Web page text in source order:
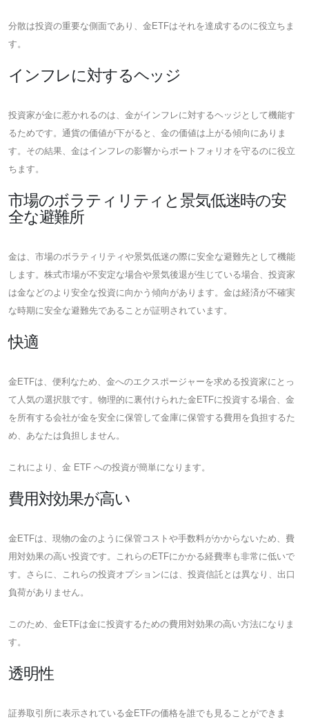
分散は投資の重要な側面であり、金ETFはそれを達成するのに役立ちま
す。
インフレに対するヘッジ
投資家が金に惹かれるのは、金がインフレに対するヘッジとして機能す
るためです。通貨の価値が下がると、金の価値は上がる傾向にありま
す。その結果、金はインフレの影響からポートフォリオを守るのに役立
ちます。
市場のボラティリティと景気低迷時の安
全な避難所
金は、市場のボラティリティや景気低迷の際に安全な避難先として機能
します。株式市場が不安定な場合や景気後退が生じている場合、投資家
は金などのより安全な投資に向かう傾向があります。金は経済が不確実
な時期に安全な避難先であることが証明されています。
快適
金ETFは、便利なため、金へのエクスポージャーを求める投資家にとっ
て人気の選択肢です。物理的に裏付けられた金ETFに投資する場合、金
を所有する会社が金を安全に保管して金庫に保管する費用を負担するた
め、あなたは負担しません。
これにより、金 ETF への投資が簡単になります。
費用対効果が高い
金ETFは、現物の金のように保管コストや手数料がかからないため、費
用対効果の高い投資です。これらのETFにかかる経費率も非常に低いで
す。さらに、これらの投資オプションには、投資信託とは異なり、出口
負荷がありません。
このため、金ETFは金に投資するための費用対効果の高い方法になりま
す。
透明性
証券取引所に表示されている金ETFの価格を誰でも見ることができま